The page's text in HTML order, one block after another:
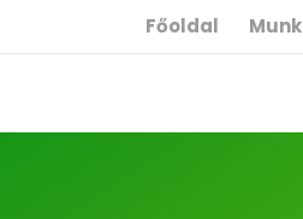
Főoldal